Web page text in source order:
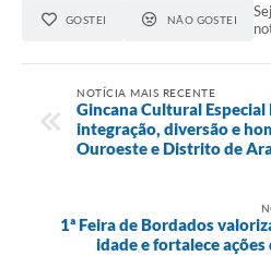
GOSTEI NÃO GOSTEI
NOTÍCIA MAIS RECENTE
Gincana Cultural
integração, diversão e
Ouroeste e Distrito de
1ª Feira de Bordados
idade e fortalece ações